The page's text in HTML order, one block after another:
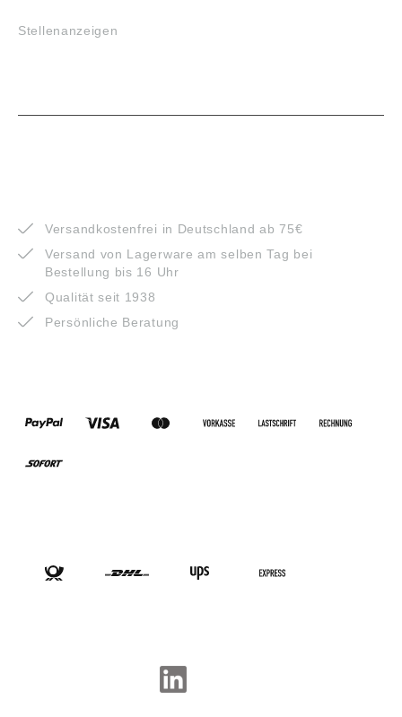
Stellenanzeigen
Versandkostenfrei in Deutschland ab 75€
Versand von Lagerware am selben Tag bei
Bestellung bis 16 Uhr
Qualität seit 1938
Persönliche Beratung